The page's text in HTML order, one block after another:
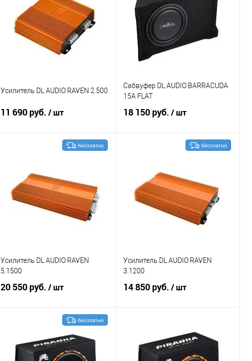
Сравнение В избранное Сравнение В избранное
Усилитель DL AUDIO RAVEN 2.500
11 690 руб. / шт
В корзину
Сравнение В избранное
Сабвуфер DL AUDIO BARRACUDA
15A FLAT
18 150 руб./ шт
В корзину
Сравнение В избранное
Усилитель DL AUDIO RAVEN
5.1500
20 550 руб. / шт
В корзину
Сравнение В избранное
Усилитель DL AUDIO RAVEN
3.1200
14 850 руб./ шт
Сравнение В избранное